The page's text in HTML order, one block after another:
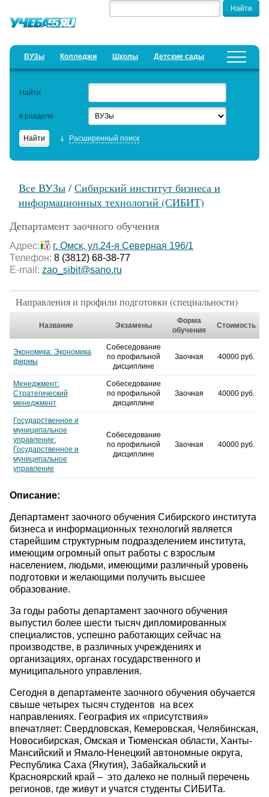
ВУЗы Колледжи Школы Детские сады
Добавить уч. заведение Предложить новость
Образовательный кредит
Найти
в разделе
Расширенный поиск
Все ВУЗы / Сибирский институт бизнеса и
информационных технологий (СИБИТ)
Департамент заочного обучения
Адрес:
г. Омск, ул.24-я Северная 196/1
Телефон: 8 (3812) 68-38-77
E-mail: zao_sibit@sano.ru
Направления и профили подготовки (специальности)
Название Экзамены
Форма
обучения
Стоимость
Экономика: Экономика
фирмы
Собеседование
по профильной
дисциплине
Заочная 40000 руб.
Менеджмент:
Стратегический
менеджмент
Собеседование
по профильной
дисциплине
Заочная 40000 руб.
Государственное и
муниципальное
управление:
Государственное и
муниципальное
управление
Собеседование
по профильной
дисциплине
Заочная 40000 руб.
Описание:
Департамент заочного обучения Сибирского института
бизнеса и информационных технологий является
старейшим структурным подразделением института,
имеющим огромный опыт работы с взрослым
населением, людьми, имеющими различный уровень
подготовки и желающими получить высшее
образование.
За годы работы департамент заочного обучения
выпустил более шести тысяч дипломированных
специалистов, успешно работающих сейчас на
производстве, в различных учреждениях и
организациях, органах государственного и
муниципального управления.
Сегодня в департаменте заочного обучения обучается
свыше четырех тысяч студентов на всех
направлениях. География их «присутствия»
впечатляет: Свердловская, Кемеровская, Челябинская,
Новосибирская, Омская и Тюменская области, Ханты-
Мансийский и Ямало-Ненецкий автономные округа,
Республика Саха (Якутия), Забайкальский и
Красноярский край – это далеко не полный перечень
регионов, где живут и учатся студенты СИБИТа.